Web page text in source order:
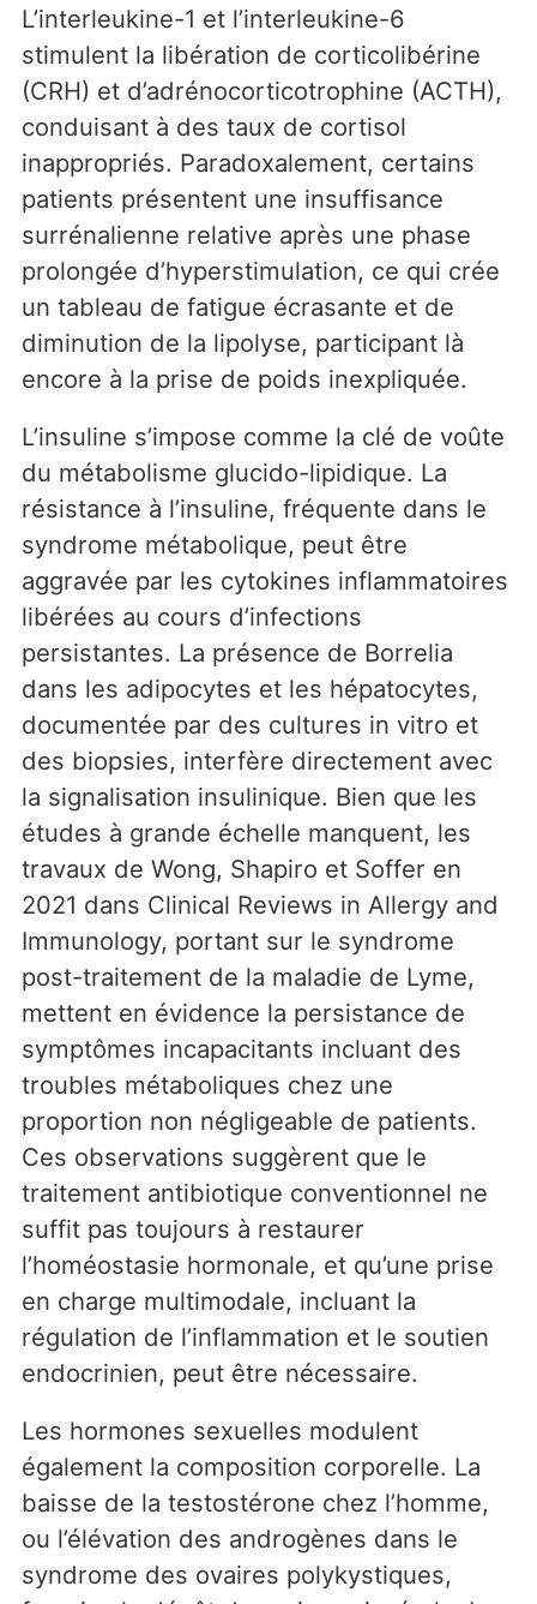
L’interleukine-1 et l’interleukine-6
stimulent la libération de corticolibérine
(CRH) et d’adrénocorticotrophine (ACTH),
conduisant à des taux de cortisol
inappropriés. Paradoxalement, certains
patients présentent une insuffisance
surrénalienne relative après une phase
prolongée d’hyperstimulation, ce qui crée
un tableau de fatigue écrasante et de
diminution de la lipolyse, participant là
encore à la prise de poids inexpliquée.
L’insuline s’impose comme la clé de voûte
du métabolisme glucido-lipidique. La
résistance à l’insuline, fréquente dans le
syndrome métabolique, peut être
aggravée par les cytokines inflammatoires
libérées au cours d’infections
persistantes. La présence de Borrelia
dans les adipocytes et les hépatocytes,
documentée par des cultures in vitro et
des biopsies, interfère directement avec
la signalisation insulinique. Bien que les
études à grande échelle manquent, les
travaux de Wong, Shapiro et Soffer en
2021 dans Clinical Reviews in Allergy and
Immunology, portant sur le syndrome
post-traitement de la maladie de Lyme,
mettent en évidence la persistance de
symptômes incapacitants incluant des
troubles métaboliques chez une
proportion non négligeable de patients.
Ces observations suggèrent que le
traitement antibiotique conventionnel ne
suffit pas toujours à restaurer
l’homéostasie hormonale, et qu’une prise
en charge multimodale, incluant la
régulation de l’inflammation et le soutien
endocrinien, peut être nécessaire.
Les hormones sexuelles modulent
également la composition corporelle. La
baisse de la testostérone chez l’homme,
ou l’élévation des androgènes dans le
syndrome des ovaires polykystiques,